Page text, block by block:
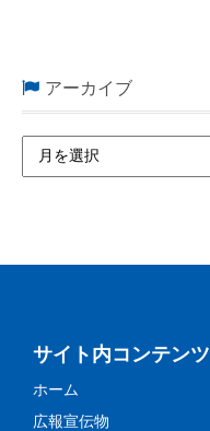
アーカイブ
サイト内コンテンツ
ホーム
広報宣伝物